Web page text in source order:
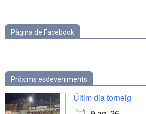
Pàgina de Facebook
Pròxims esdeveniments
Últim dia torneig